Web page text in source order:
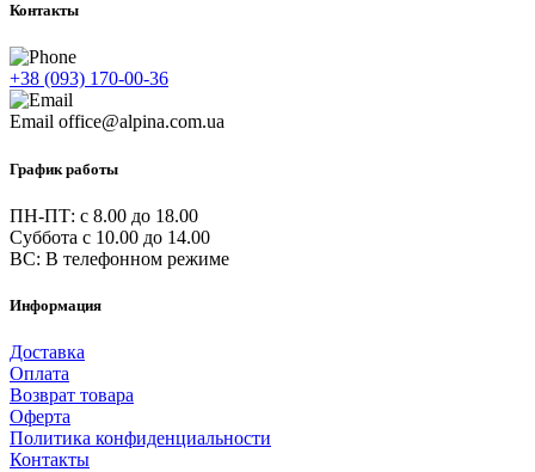
Контакты
+38 (093) 170-00-36
Email office@alpina.com.ua
График работы
ПН-ПТ: c 8.00 до 18.00
Суббота с 10.00 до 14.00
ВС: В телефонном режиме
Информация
Доставка
Оплата
Возврат товара
Оферта
Политика конфиденциальности
Контакты